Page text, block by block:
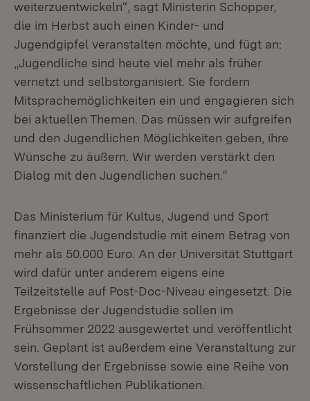
weiterzuentwickeln“, sagt Ministerin Schopper,
die im Herbst auch einen Kinder- und
Jugendgipfel veranstalten möchte, und fügt an:
„Jugendliche sind heute viel mehr als früher
vernetzt und selbstorganisiert. Sie fordern
Mitsprachemöglichkeiten ein und engagieren sich
bei aktuellen Themen. Das müssen wir aufgreifen
und den Jugendlichen Möglichkeiten geben, ihre
Wünsche zu äußern. Wir werden verstärkt den
Dialog mit den Jugendlichen suchen.“
Das Ministerium für Kultus, Jugend und Sport
finanziert die Jugendstudie mit einem Betrag von
mehr als 50.000 Euro. An der Universität Stuttgart
wird dafür unter anderem eigens eine
Teilzeitstelle auf Post-Doc-Niveau eingesetzt. Die
Ergebnisse der Jugendstudie sollen im
Frühsommer 2022 ausgewertet und veröffentlicht
sein. Geplant ist außerdem eine Veranstaltung zur
Vorstellung der Ergebnisse sowie eine Reihe von
wissenschaftlichen Publikationen.